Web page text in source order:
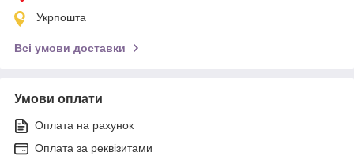
Укрпошта
Всі умови доставки
Умови оплати
Оплата на рахунок
Оплата за реквізитами